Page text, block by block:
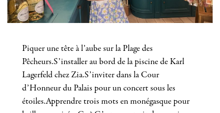
Piquer une tête à l’aube sur la Plage des
Pêcheurs.S’installer au bord de la piscine de Karl
Lagerfeld chez Zia.S’inviter dans la Cour
d’Honneur du Palais pour un concert sous les
étoiles.Apprendre trois mots en monégasque pour